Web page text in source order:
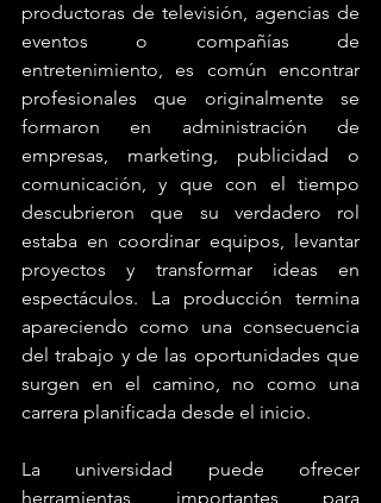
productoras de televisión, agencias de
eventos o compañías de
entretenimiento, es común encontrar
profesionales que originalmente se
formaron en administración de
empresas, marketing, publicidad o
comunicación, y que con el tiempo
descubrieron que su verdadero rol
estaba en coordinar equipos, levantar
proyectos y transformar ideas en
espectáculos. La producción termina
apareciendo como una consecuencia
del trabajo y de las oportunidades que
surgen en el camino, no como una
carrera planificada desde el inicio.
La universidad puede ofrecer
herramientas importantes para